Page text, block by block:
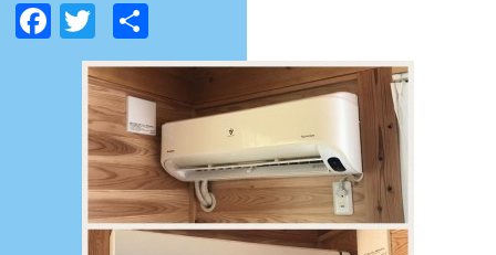
Facebook
Twitter
有